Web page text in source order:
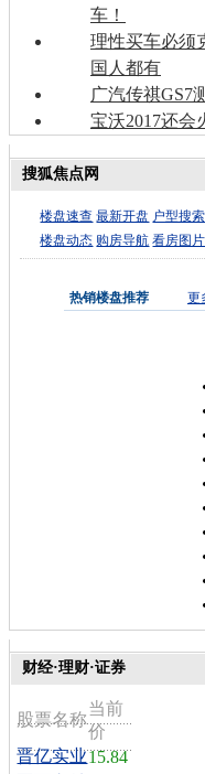
车！
理性买车必须
国人都有
广汽传祺GS7
宝沃2017还会
搜狐焦点网
楼盘速查 最新开盘 户型搜索
楼盘动态 购房导航 看房图片
热销楼盘推荐 更
财经·理财·证券
股票名称
当前
价
晋亿实业15.84